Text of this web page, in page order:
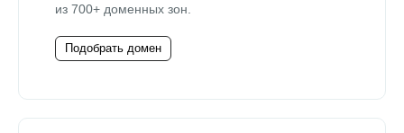
из 700+ доменных зон.
Подобрать домен